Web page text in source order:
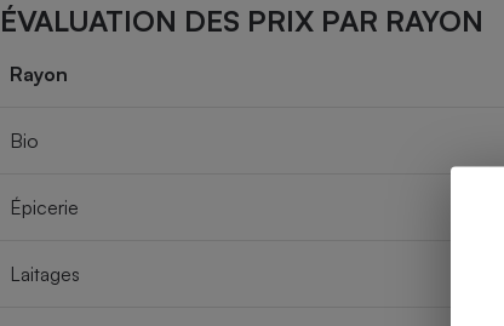
ÉVALUATION DES PRIX PAR RAYON
Rayon
Bio
Épicerie
Laitages